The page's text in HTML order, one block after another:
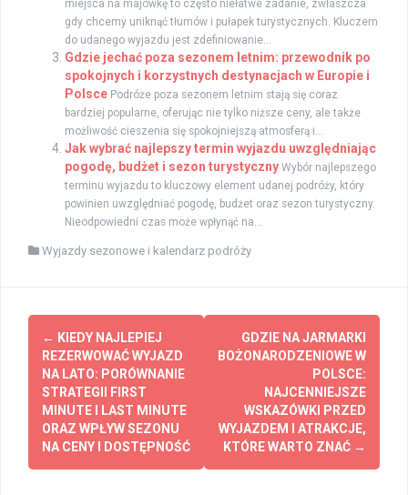
miejsca na majówkę to często niełatwe zadanie, zwłaszcza
gdy chcemy uniknąć tłumów i pułapek turystycznych. Kluczem
do udanego wyjazdu jest zdefiniowanie...
Gdzie jechać poza sezonem letnim: przewodnik po
spokojnych i korzystnych destynacjach w Europie i
Polsce Podróże poza sezonem letnim stają się coraz
bardziej popularne, oferując nie tylko niższe ceny, ale także
możliwość cieszenia się spokojniejszą atmosferą i...
Jak wybrać najlepszy termin wyjazdu uwzględniając
pogodę, budżet i sezon turystyczny Wybór najlepszego
terminu wyjazdu to kluczowy element udanej podróży, który
powinien uwzględniać pogodę, budżet oraz sezon turystyczny.
Nieodpowiedni czas może wpłynąć na...
Wyjazdy sezonowe i kalendarz podróży
Zobacz
wpisy
← KIEDY NAJLEPIEJ
REZERWOWAĆ WYJAZD
NA LATO: PORÓWNANIE
STRATEGII FIRST
MINUTE I LAST MINUTE
ORAZ WPŁYW SEZONU
NA CENY I DOSTĘPNOŚĆ
GDZIE NA JARMARKI
BOŻONARODZENIOWE W
POLSCE:
NAJCENNIEJSZE
WSKAZÓWKI PRZED
WYJAZDEM I ATRAKCJE,
KTÓRE WARTO ZNAĆ →